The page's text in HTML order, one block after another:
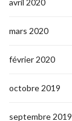
avril 2020
mars 2020
février 2020
octobre 2019
septembre 2019